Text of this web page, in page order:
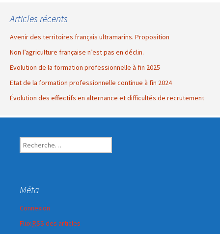
Articles récents
Avenir des territoires français ultramarins. Proposition
Non l’agriculture française n’est pas en déclin.
Evolution de la formation professionnelle à fin 2025
Etat de la formation professionnelle continue à fin 2024
Évolution des effectifs en alternance et difficultés de recrutement
R
e
r
c
e
Méta
Connexion
FluxRSS des articles